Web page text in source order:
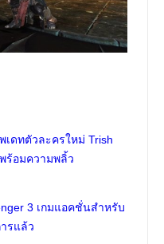
เดทตัวละครใหม่ Trish
ร้อมความพลิ้ว
3 เกมแอคชั่นสำหรับ
รแล้ว